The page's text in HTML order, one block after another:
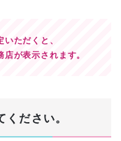
ただくと、
が表示されます。
ださい。